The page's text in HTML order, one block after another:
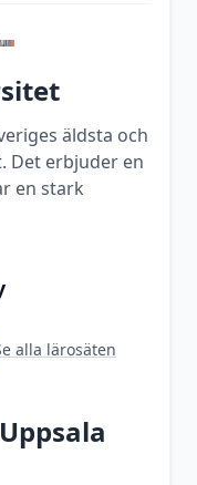
äldsta och
Det erbjuder en
en stark
alla lärosäten
Uppsala